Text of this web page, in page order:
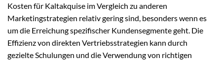
Kosten für Kaltakquise im Vergleich zu anderen
Marketingstrategien relativ gering sind, besonders wenn es
um die Erreichung spezifischer Kundensegmente geht. Die
Effizienz von direkten Vertriebsstrategien kann durch
gezielte Schulungen und die Verwendung von richtigen